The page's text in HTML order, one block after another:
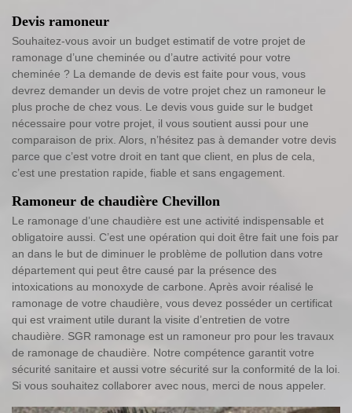
Devis ramoneur
Souhaitez-vous avoir un budget estimatif de votre projet de
ramonage d’une cheminée ou d’autre activité pour votre
cheminée ? La demande de devis est faite pour vous, vous
devrez demander un devis de votre projet chez un ramoneur le
plus proche de chez vous. Le devis vous guide sur le budget
nécessaire pour votre projet, il vous soutient aussi pour une
comparaison de prix. Alors, n’hésitez pas à demander votre devis
parce que c’est votre droit en tant que client, en plus de cela,
c’est une prestation rapide, fiable et sans engagement.
Ramoneur de chaudière Chevillon
Le ramonage d’une chaudière est une activité indispensable et
obligatoire aussi. C’est une opération qui doit être fait une fois par
an dans le but de diminuer le problème de pollution dans votre
département qui peut être causé par la présence des
intoxications au monoxyde de carbone. Après avoir réalisé le
ramonage de votre chaudière, vous devez posséder un certificat
qui est vraiment utile durant la visite d’entretien de votre
chaudière. SGR ramonage est un ramoneur pro pour les travaux
de ramonage de chaudière. Notre compétence garantit votre
sécurité sanitaire et aussi votre sécurité sur la conformité de la loi.
Si vous souhaitez collaborer avec nous, merci de nous appeler.